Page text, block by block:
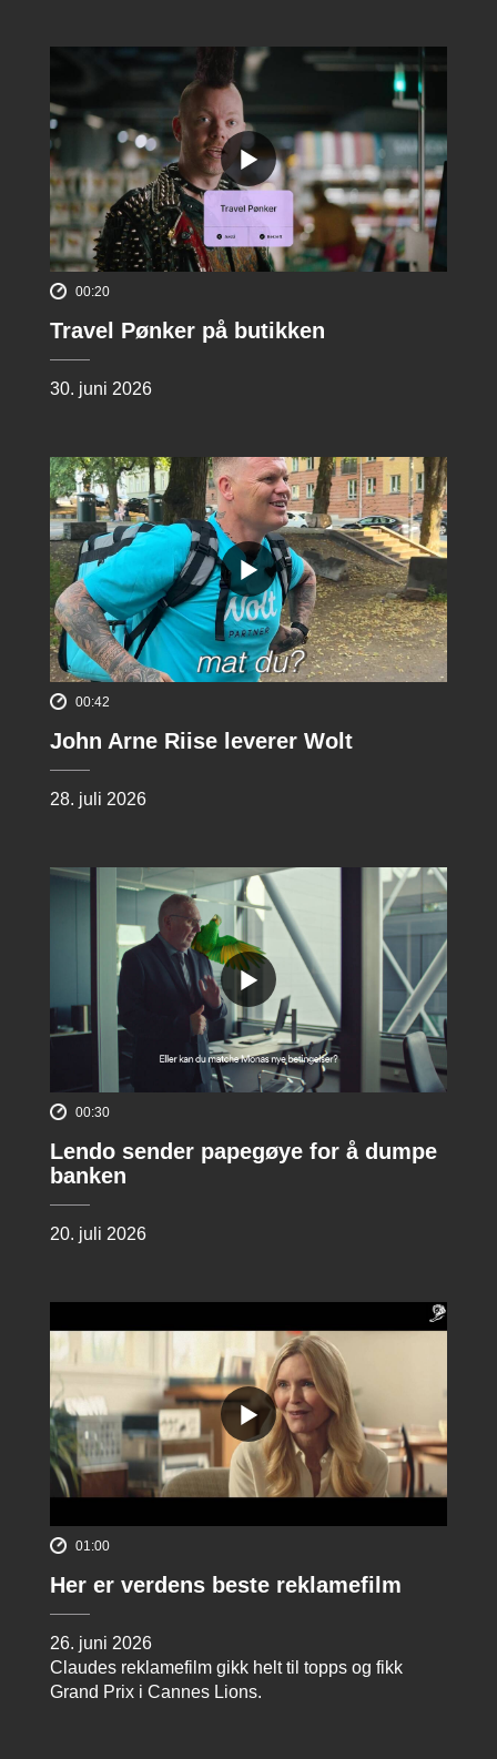
00:20
Travel Pønker på butikken
30. juni 2026
00:42
John Arne Riise leverer Wolt
28. juli 2026
00:30
Lendo sender papegøye for å dumpe
banken
20. juli 2026
01:00
Her er verdens beste reklamefilm
26. juni 2026
Claudes reklamefilm gikk helt til topps og fikk
Grand Prix i Cannes Lions.